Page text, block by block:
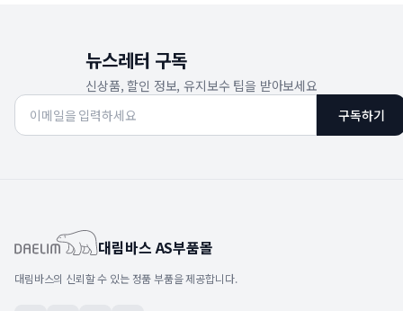
뉴스레터 구독
신상품, 할인 정보, 유지보수 팁을 받아보세요
구독하기
대림바스 AS부품몰
대림바스의 신뢰할 수 있는 정품 부품을 제공합니다.